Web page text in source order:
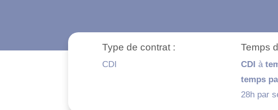
Type de contrat :
CDI
Temps
CDI à
temps
28h par